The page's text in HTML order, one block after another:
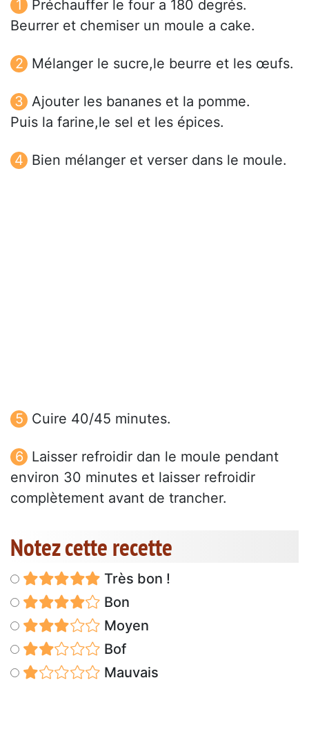
Préchauffer le four a 180 degrés.
Beurrer et chemiser un moule a cake.
Mélanger le sucre,le beurre et les œufs.
Ajouter les bananes et la pomme.
Puis la farine,le sel et les épices.
Bien mélanger et verser dans le moule.
Cuire 40/45 minutes.
Laisser refroidir dan le moule pendant
environ 30 minutes et laisser refroidir
complètement avant de trancher.
Notez cette recette
Très bon !
Bon
Moyen
Bof
Mauvais